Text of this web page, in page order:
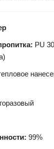
PU
99%